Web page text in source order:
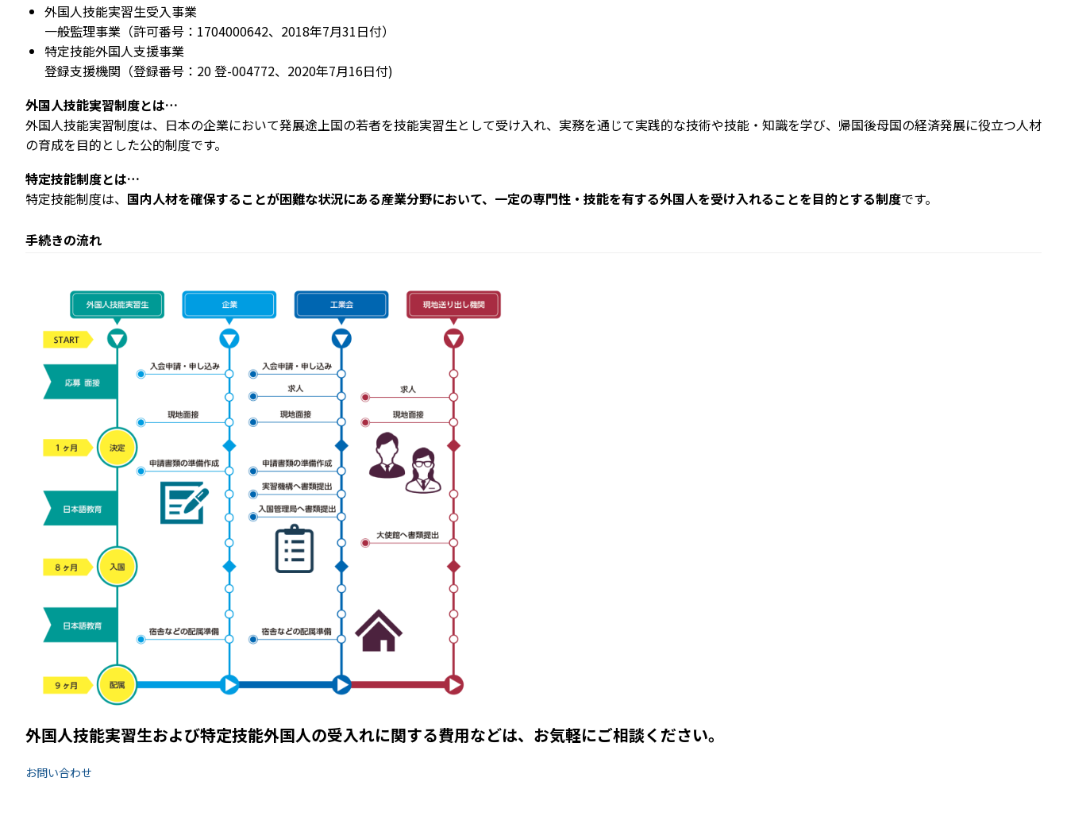
外国人技能実習生受入事業
一般監理事業（許可番号：1704000642、2018年7月31日付）
特定技能外国人支援事業
登録支援機関（登録番号：20 登-004772、2020年7月16日付)
外国人技能実習制度とは…
外国人技能実習制度は、日本の企業において発展途上国の若者を技能実習生として受け入れ、実務を通じて実践的な技術や技能・知識を学び、帰国後母国の経済発展に役立つ人材
の育成を目的とした公的制度です。
特定技能制度とは…
特定技能制度は、 国内人材を確保することが困難な状況にある産業分野において、一定の専門性・技能を有する外国人を受け入れることを目的とする制度です。
手続きの流れ
外国人技能実習生および特定技能外国人の受入れに関する費用などは、お気軽にご相談ください。
お問い合わせ